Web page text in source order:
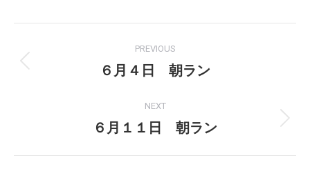
navigation
PREVIOUS
Previous
６月４日 朝ラン
NEXT
Next
６月１１日 朝ラン